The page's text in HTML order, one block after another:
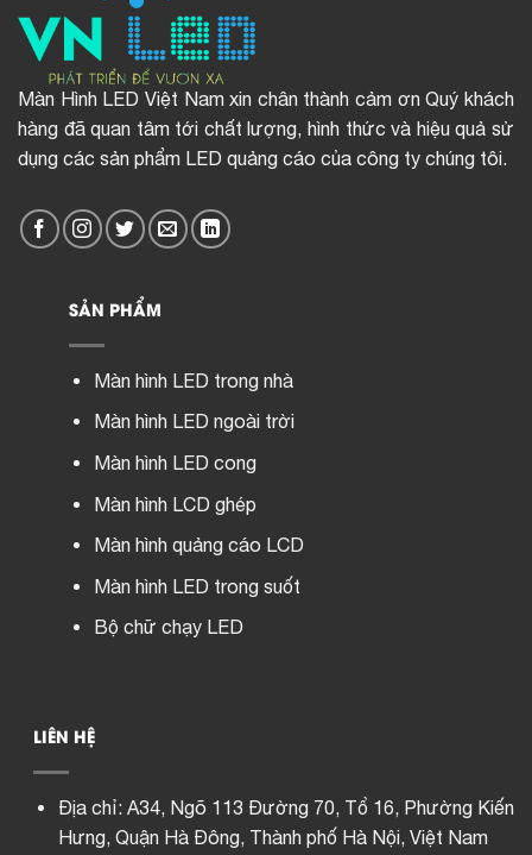
Màn Hình LED Việt Nam xin chân thành cảm ơn Quý khách
hàng đã quan tâm tới chất lượng, hình thức và hiệu quả sử
dụng các sản phẩm LED quảng cáo của công ty chúng tôi.
SẢN PHẨM
Màn hình LED trong nhà
Màn hình LED ngoài trời
Màn hình LED cong
Màn hình LCD ghép
Màn hình quảng cáo LCD
Màn hình LED trong suốt
Bộ chữ chạy LED
LIÊN HỆ
Địa chỉ: A34, Ngõ 113 Đường 70, Tổ 16, Phường Kiến
Hưng, Quận Hà Đông, Thành phố Hà Nội, Việt Nam